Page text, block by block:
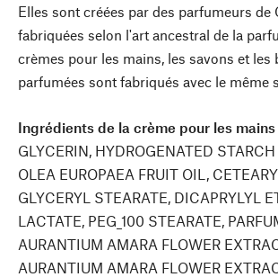
Elles sont créées par des parfumeurs de
fabriquées selon l'art ancestral de la
crèmes pour les mains, les savons et les
parfumées sont fabriqués avec le même
Ingrédients de la crème pour les mains
GLYCERIN, HYDROGENATED
OLEA EUROPAEA FRUIT OIL,
GLYCERYL STEARATE, DICAPRYLYL
LACTATE, PEG_100 STEARATE,
AURANTIUM AMARA FLOWER
AURANTIUM AMARA FLOWER